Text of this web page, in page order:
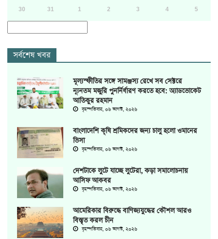
30 31 1 2 3 4 5
সর্বশেষ খবর
মূল্যস্ফীতির সঙ্গে সামঞ্জস্য রেখে সব সেক্টরে
ন্যূনতম মজুরি পুনর্নির্ধারণ করতে হবে: অ্যাডভোকেট
আতিকুর রহমান
বৃহস্পতিবার, ০৬ আগস্ট, ২০২৬
বাংলাদেশি কৃষি শ্রমিকদের জন্য চালু হলো ওমানের
ভিসা
বৃহস্পতিবার, ০৬ আগস্ট, ২০২৬
দেশটাকে লুটে যাচ্ছে লুটেরা, কড়া সমালোচনায়
আসিফ আকবর
বৃহস্পতিবার, ০৬ আগস্ট, ২০২৬
আমেরিকার বিরুদ্ধে বাণিজ্যযুদ্ধের কৌশল আরও
বিস্তৃত করল চীন
বৃহস্পতিবার, ০৬ আগস্ট, ২০২৬